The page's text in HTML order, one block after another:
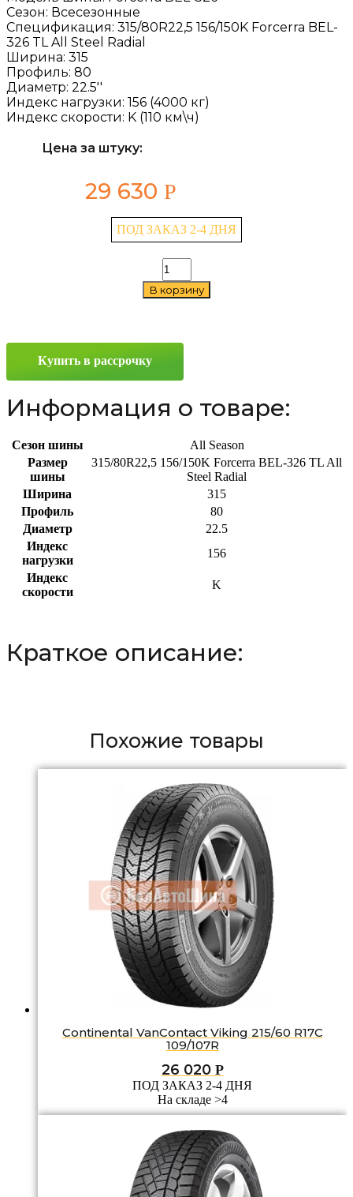
Сезон: Всесезонные
Спецификация: 315/80R22,5 156/150K Forcerra BEL-
326 TL All Steel Radial
Ширина: 315
Профиль: 80
Диаметр: 22.5''
Индекс нагрузки: 156 (4000 кг)
Индекс скорости: K (110 км\ч)
Цена за штуку:
29 630 Р
ПОД ЗАКАЗ 2-4 ДНЯ
Количество
товара
Belshina
315/80
156/150K
В корзину
Купить в рассрочку
Информация о товаре:
Сезон шины
All Season
Размер
шины
315/80R22,5 156/150K Forcerra BEL-326 TL All
Steel Radial
Ширина
315
Профиль
80
Диаметр
22.5
Индекс
нагрузки
156
Индекс
скорости
K
Краткое описание:
Похожие товары
Continental VanContact Viking 215/60 R17C
109/107R
26 020 Р
ПОД ЗАКАЗ 2-4 ДНЯ
На складе >4